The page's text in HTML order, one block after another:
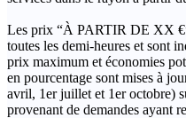
Les prix “À PARTIR DE XX
toutes les demi-heures et sont
prix maximum et économies
en pourcentage sont mises à
avril, 1er juillet et 1er octobre)
provenant de demandes ayant